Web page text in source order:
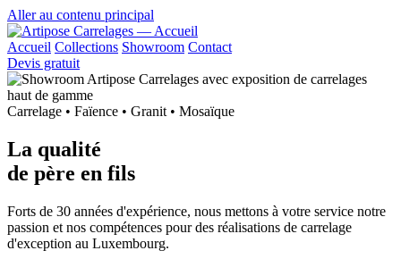
Aller au contenu principal
Accueil Collections Showroom Contact
Devis gratuit
Carrelage • Faïence • Granit • Mosaïque
La qualité
de père en fils
Forts de 30 années d'expérience, nous mettons à votre service notre
passion et nos compétences pour des réalisations de carrelage
d'exception au Luxembourg.